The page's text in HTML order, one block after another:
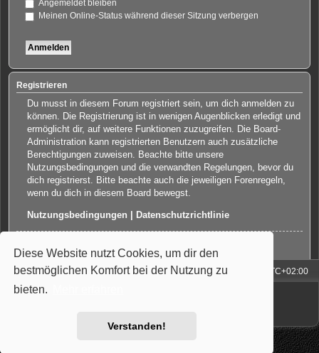
Diese Website nutzt Cookies, um dir den
bestmöglichen Komfort bei der Nutzung zu
bieten.
Verstanden!
Angemeldet bleiben
Meinen Online-Status während dieser Sitzung verbergen
Registrieren
Du musst in diesem Forum registriert sein, um dich anmelden zu
können. Die Registrierung ist in wenigen Augenblicken erledigt und
ermöglicht dir, auf weitere Funktionen zuzugreifen. Die Board-
Administration kann registrierten Benutzern auch zusätzliche
Berechtigungen zuweisen. Beachte bitte unsere
Nutzungsbedingungen und die verwandten Regelungen, bevor du
dich registrierst. Bitte beachte auch die jeweiligen Forenregeln,
wenn du dich in diesem Board bewegst.
Nutzungsbedingungen Datenschutzrichtlinie
Registrieren
Foren-Übersicht Alle Zeiten sind UTC+02:00
Powered by